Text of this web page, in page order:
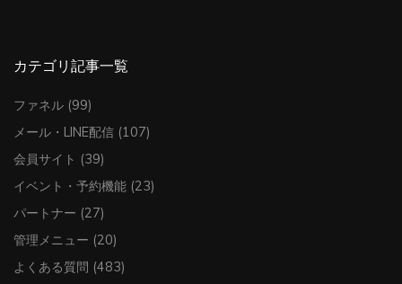
カテゴリ記事一覧
ファネル (99)
メール・LINE配信 (107)
会員サイト (39)
イベント・予約機能 (23)
パートナー (27)
管理メニュー (20)
よくある質問 (483)